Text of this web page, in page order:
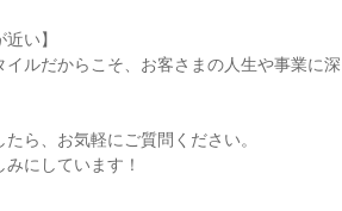
い】
ルだからこそ、お客さまの人生や事業に
ら、お気軽にご質問ください。
にしています！